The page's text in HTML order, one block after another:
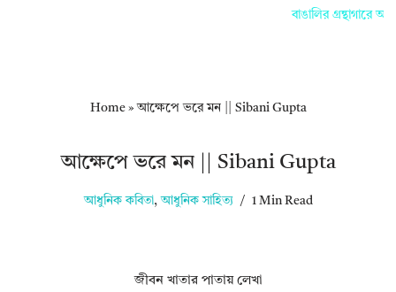
বাঙালির গ্রন্থাগারে
Home»আক্ষেপে ভরে মন || Sibani Gupta
আক্ষেপে ভরে মন || Sibani Gupta
আধুনিক কবিতা, আধুনিক সাহিত্য 1 Min Read
জীবন খাতার পাতায় লেখা